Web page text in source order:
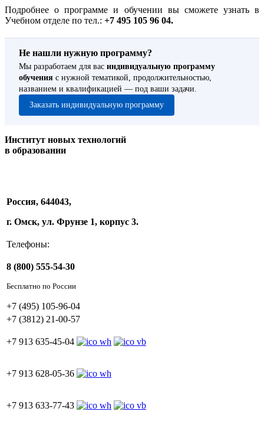
Подробнее о программе и обучении вы сможете узнать в
Учебном отделе по тел.: +7 495 105 96 04.
Не нашли нужную программу?
Мы разработаем для вас индивидуальную программу
обучения с нужной тематикой, продолжительностью,
названием и квалификацией — под ваши задачи.
Заказать индивидуальную программу
Институт новых технологий
в образовании
Россия, 644043,
г. Омск, ул. Фрунзе 1, корпус 3.
Телефоны:
8 (800) 555-54-30
Бесплатно по России
+7 (495) 105-96-04
+7 (3812) 21-00-57
+7 913 635-45-04
+7 913 628-05-36
+7 913 633-77-43